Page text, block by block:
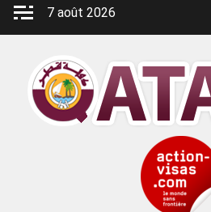
Aller
7 août 2026